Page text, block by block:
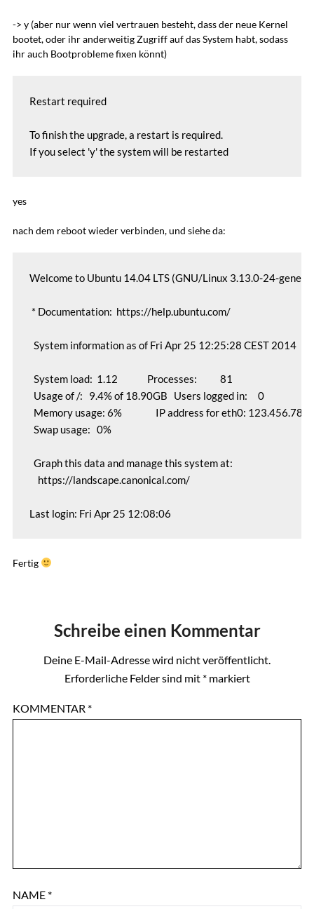
-> y (aber nur wenn viel vertrauen besteht, dass der neue Kernel
bootet, oder ihr anderweitig Zugriff auf das System habt, sodass
ihr auch Bootprobleme fixen könnt)
Restart required
To finish the upgrade, a restart is required.
If you select 'y' the system will be restarted
yes
nach dem reboot wieder verbinden, und siehe da:
Welcome to Ubuntu 14.04 LTS (GNU/Linux 3.13.0-24-
* Documentation:  https://help.ubuntu.com/
  System information as of Fri Apr 25 12:25:28 CEST 2014
  System load:  1.12              Processes:           81
  Usage of /:   9.4% of 18.90GB   Users logged in:     0
Memory usage: 6%                IP address for eth0:
  Swap usage:   0%
  Graph this data and manage this system at:
    https://landscape.canonical.com/
Fertig
Schreibe einen Kommentar
Deine E-Mail-Adresse wird nicht veröffentlicht.
Erforderliche Felder sind mit *markiert
KOMMENTAR *
NAME *